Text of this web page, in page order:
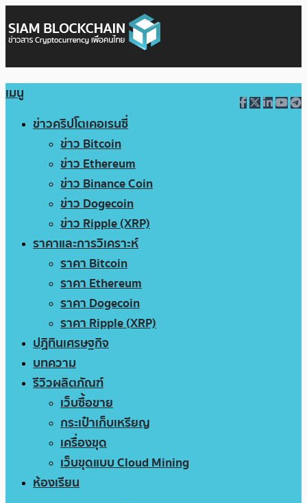
เมนู
ข่าวคริปโตเคอเรนซี่
ข่าว Bitcoin
ข่าว Ethereum
ข่าว Binance Coin
ข่าว Dogecoin
ข่าว Ripple (XRP)
ราคาและการวิเคราะห์
ราคา Bitcoin
ราคา Ethereum
ราคา Dogecoin
ราคา Ripple (XRP)
ปฏิทินเศรษฐกิจ
บทความ
รีวิวผลิตภัณฑ์
เว็บซื้อขาย
กระเป๋าเก็บเหรียญ
เครื่องขุด
เว็บขุดแบบ Cloud Mining
ห้องเรียน